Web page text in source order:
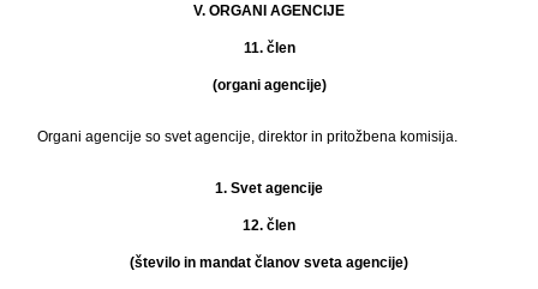
V. ORGANI AGENCIJE
11. člen
(organi agencije)
Organi agencije so svet agencije, direktor in pritožbena komisija.
1. Svet agencije
12. člen
(število in mandat članov sveta agencije)